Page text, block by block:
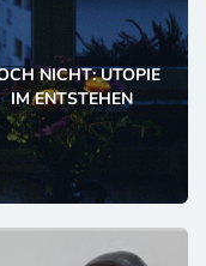
NICHT: UTOPIE
IM ENTSTEHEN